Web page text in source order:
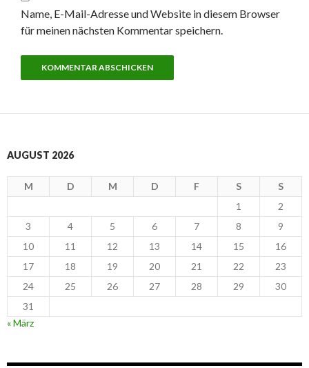
Name, E-Mail-Adresse und Website in diesem Browser
für meinen nächsten Kommentar speichern.
AUGUST 2026
M D M D F S
S
1
2
3
4 5 6 7 8
9
10
11 12 13 14 15
16
17
18 19 20 21 22
23
24
25 26 27 28 29
30
31
« März